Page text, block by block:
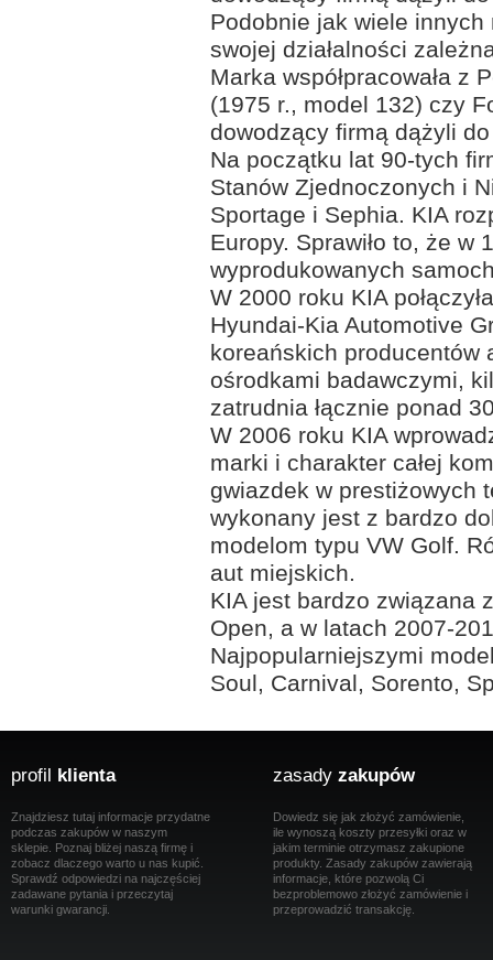
Podobnie jak wiele innych
swojej działalności
Marka współpracowała z
(1975 r., model 132) czy
dowodzący firmą dążyli
Na początku lat 90-tych
Stanów Zjednoczonych i
Sportage i Sephia. KIA
Europy. Sprawiło to, że w
wyprodukowanych
W 2000 roku KIA
Hyundai-Kia Automotive
koreańskich producentów
ośrodkami badawczymi,
zatrudnia łącznie ponad
W 2006 roku KIA
marki i charakter całej
gwiazdek w prestiżowych
wykonany jest z bardzo
modelom typu VW Golf.
aut miejskich.
KIA jest bardzo związana
Open, a w latach 2007-
Najpopularniejszymi
Soul, Carnival, Sorento,
profil klienta
Znajdziesz tutaj informacje przydatne
podczas zakupów w naszym
sklepie. Poznaj bliżej naszą firmę i
zobacz dlaczego warto u nas kupić.
Sprawdź odpowiedzi na najczęściej
zadawane pytania i przeczytaj
warunki gwarancji.
zasady zakupów
Dowiedz się jak złożyć zamówienie,
ile wynoszą koszty przesyłki oraz w
jakim terminie otrzymasz zakupione
produkty. Zasady zakupów zawierają
informacje, które pozwolą Ci
bezproblemowo złożyć zamówienie i
przeprowadzić transakcję.